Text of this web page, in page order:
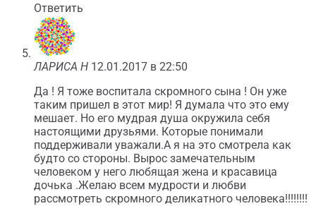
Ответить
ЛАРИСА Н 12.01.2017 в 22:50
Да ! Я тоже воспитала скромного сына ! Он уже
таким пришел в этот мир! Я думала что это ему
мешает. Но его мудрая душа окружила себя
настоящими друзьями. Которые понимали
поддерживали уважали.А я на это смотрела как
будто со стороны. Вырос замечательным
человеком у него любящая жена и красавица
дочька .Желаю всем мудрости и любви
рассмотреть скромного деликатного человека!!!!!!!!